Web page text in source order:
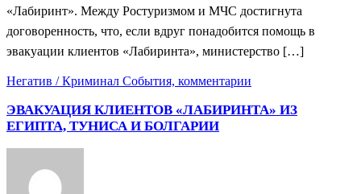
«Лабиринт». Между Ростуризмом и МЧС достигнута
договоренность, что, если вдруг понадобится помощь в
эвакуации клиентов «Лабиринта», министерство […]
Негатив / Криминал События, комментарии
ЭВАКУАЦИЯ КЛИЕНТОВ «ЛАБИРИНТА» ИЗ
ЕГИПТА, ТУНИСА И БОЛГАРИИ